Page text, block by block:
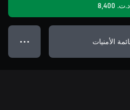
د.ت.‏ 8,400
الأمنيات ● ● ●